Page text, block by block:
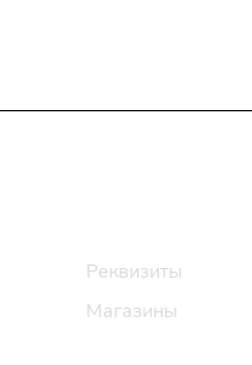
Реквизиты
Магазины